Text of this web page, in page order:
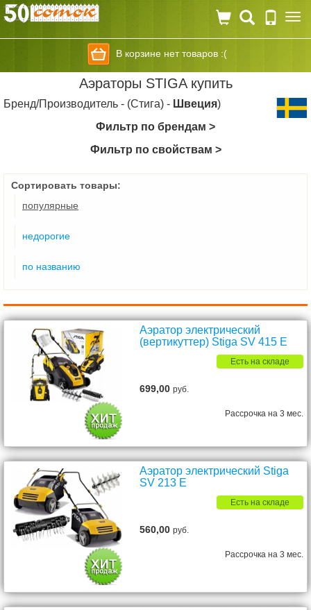
В корзине нет товаров :(
Аэраторы STIGA купить
Бренд/Производитель - (Стига) - Швеция)
Фильтр по брендам >
Фильтр по свойствам >
Сортировать товары:
популярные
недорогие
по названию
Аэратор электрический
(вертикуттер) Stiga SV 415 E
Есть на складе
699,00руб.
Рассрочка на 3 мес.
Аэратор электрический Stiga
SV 213 E
Есть на складе
560,00руб.
Рассрочка на 3 мес.